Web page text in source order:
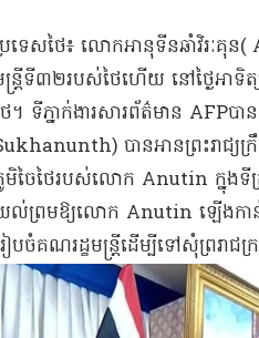
រទេសថៃ៖ លោកអានុទីនឆាំវិរៈគុ
ត្រីទី៣២របស់ថៃហើយ នៅថ្ងៃអាទិ
។ ទីភ្នាក់ងារសារព័ត៌មាន AFPប
បានអានព្រះរាជ្យ
មិចៃថៃរបស់លោក Anutin ក្នុងទីក្
ល់ព្រមឱ្យលោក Anutin ឡើងកាន់តំ
បចំគណរដ្ខមន្ត្រីដើម្បីទៅសុំព្ររាជក្